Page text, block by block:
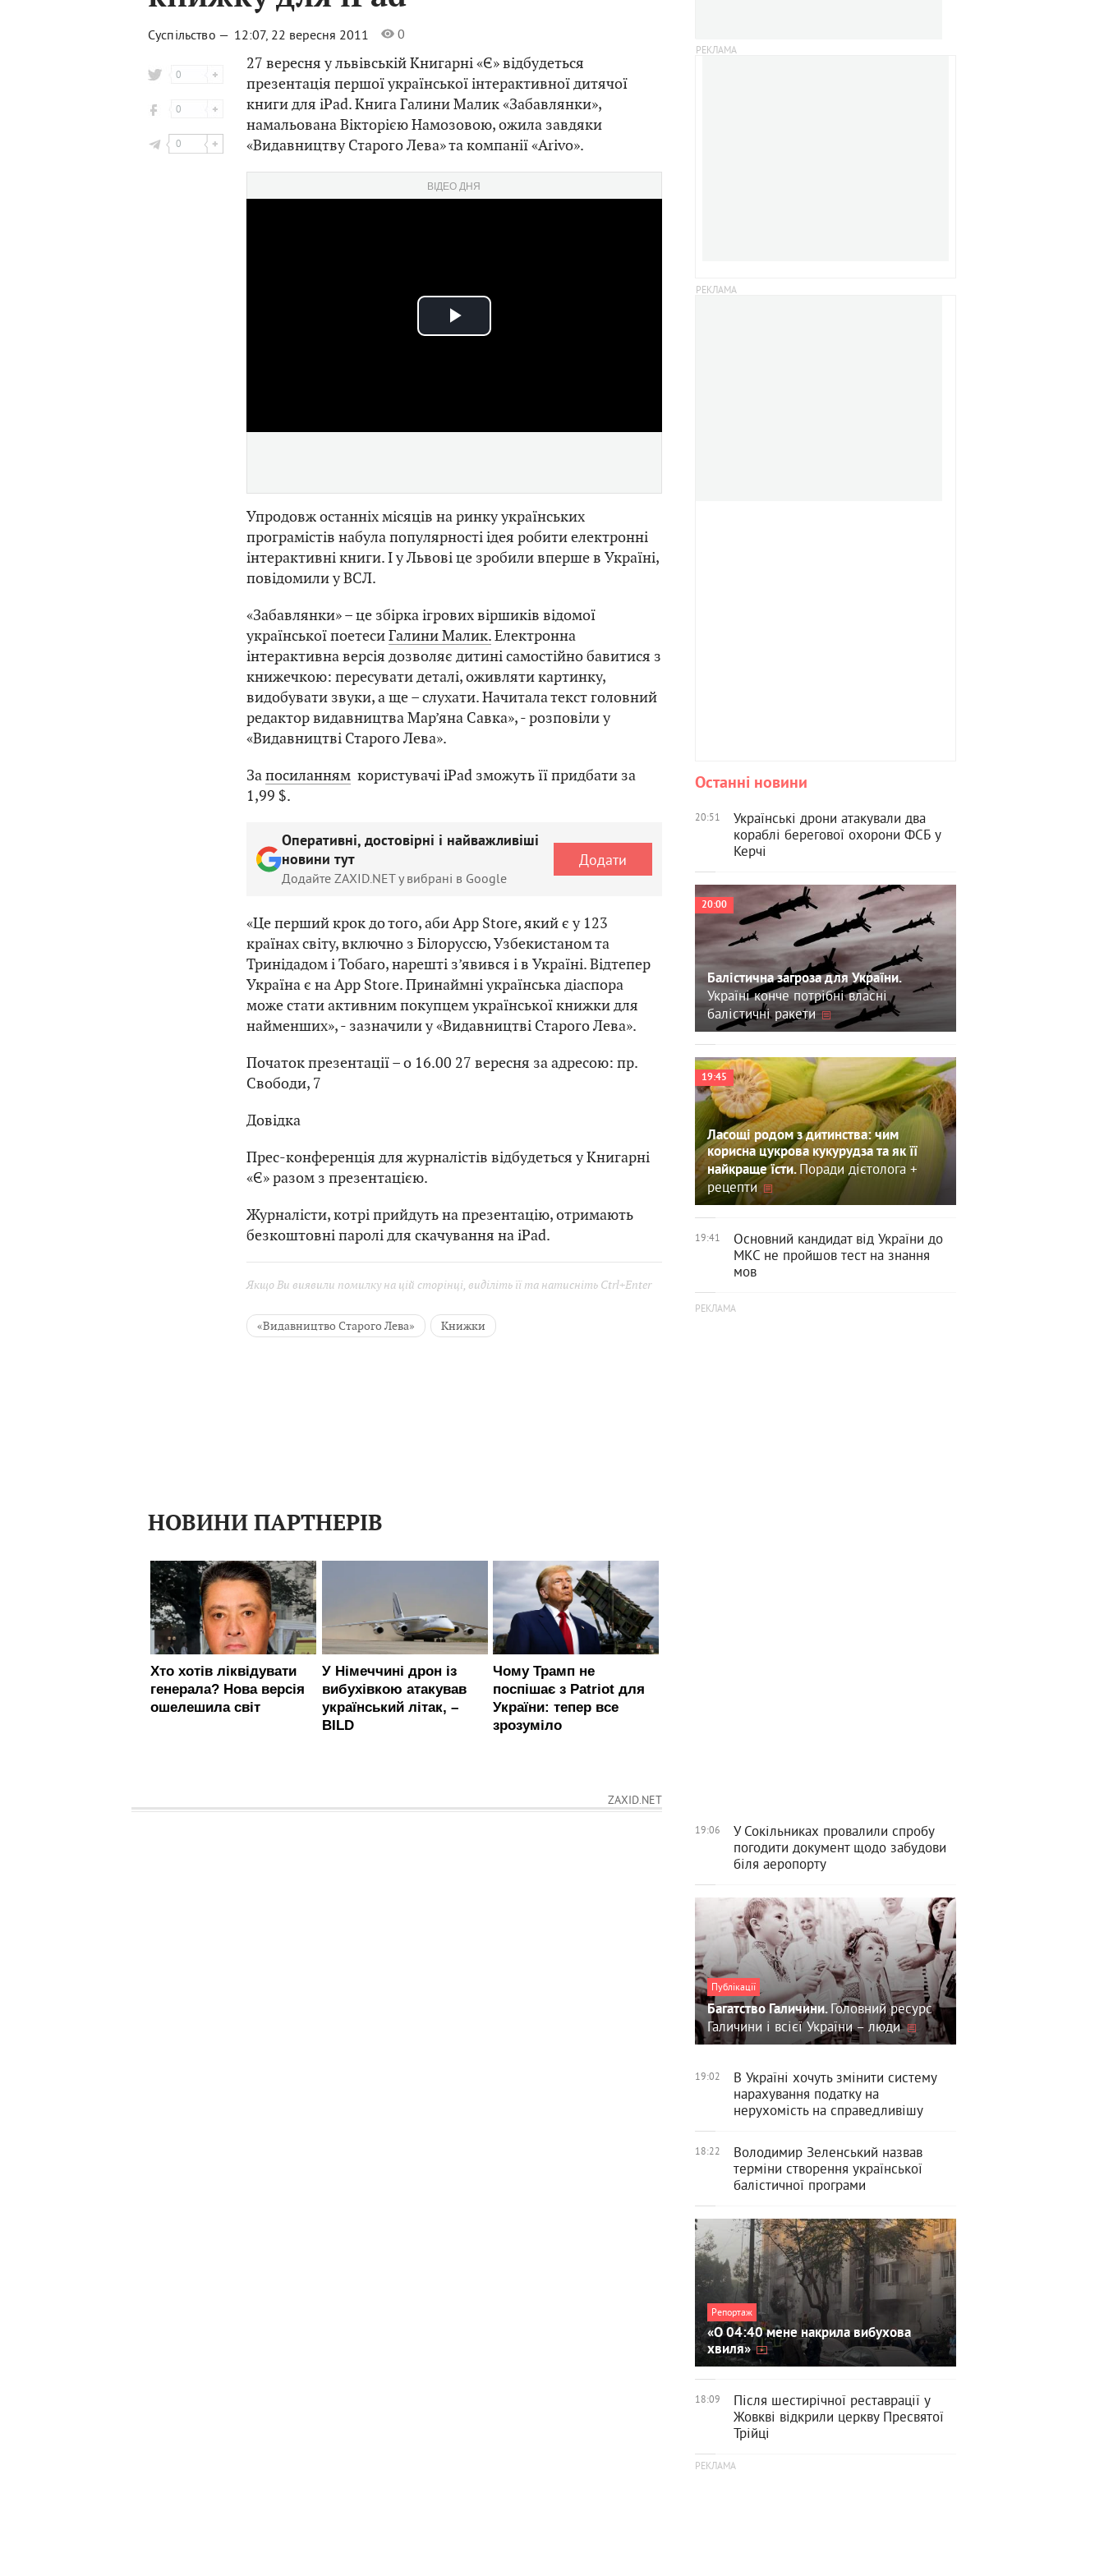
Суспільство — 12:07, 22 вересня 2011 0
0
0
0
27 вересня у львівській Книгарні «Є» відбудеться
презентація першої української інтерактивної дитячої
книги для iPad. Книга Галини Малик «Забавлянки»,
намальована Вікторією Намозовою, ожила завдяки
«Видавництву Старого Лева» та компанії «Arivo».
ВІДЕО ДНЯ
Play
Упродовж останніх місяців на ринку українських
програмістів набула популярності ідея робити електронні
інтерактивні книги. І у Львові це зробили вперше в Україні,
повідомили у ВСЛ.
«Забавлянки» – це збірка ігрових віршиків відомої
української поетесиГалини Малик.Електронна
інтерактивна версія дозволяє дитині самостійно бавитися з
книжечкою: пересувати деталі, оживляти картинку,
видобувати звуки, а ще – слухати. Начитала текст головний
редактор видавництва Мар’яна Савка», - розповіли у
«Видавництві Старого Лева».
Запосиланням користувачі iPad зможуть її придбати за
1,99 $.
Оперативні, достовірні і найважливіші
новини тут
Додайте ZAXID.NET у вибрані в Google
Додати
«Це перший крок до того, аби App Store, який є у 123
країнах світу, включно з Білоруссю, Узбекистаном та
Тринідадом і Тобаго, нарешті з’явився і в Україні. Відтепер
Україна є на App Store. Принаймні українська діаспора
може стати активним покупцем української книжки для
найменших», - зазначили у «Видавництві Старого Лева».
Початок презентації – о 16.00 27 вересня за адресою: пр.
Свободи, 7
Довідка
Прес-конференція для журналістів відбудеться у Книгарні
«Є» разом з презентацією.
Журналісти, котрі прийдуть на презентацію, отримають
безкоштовні паролі для скачування на iPad.
Якщо Ви виявили помилку на цій сторінці, виділіть її та натисніть Ctrl+Enter
«Видавництво Старого Лева» Книжки
НОВИНИ ПАРТНЕРІВ
ZAXID.NET
Останні новини
20:51
Українські дрони атакували два
кораблі берегової охорони ФСБ у
Керчі
20:00
Балістична загроза для України.
Україні конче потрібні власні
балістичні ракети
19:45
Ласощі родом з дитинства: чим
корисна цукрова кукурудза та як її
найкраще їсти.Поради дієтолога +
рецепти
19:41
Основний кандидат від України до
МКС не пройшов тест на знання
мов
19:06
У Сокільниках провалили спробу
погодити документ щодо забудови
біля аеропорту
Публікації
Багатство Галичини.Головний ресурс
Галичини і всієї України – люди
19:02
В Україні хочуть змінити систему
нарахування податку на
нерухомість на справедливішу
18:22
Володимир Зеленський назвав
терміни створення української
балістичної програми
Репортаж
«О 04:40 мене накрила вибухова
хвиля»
18:09
Після шестирічної реставрації у
Жовкві відкрили церкву Пресвятої
Трійці